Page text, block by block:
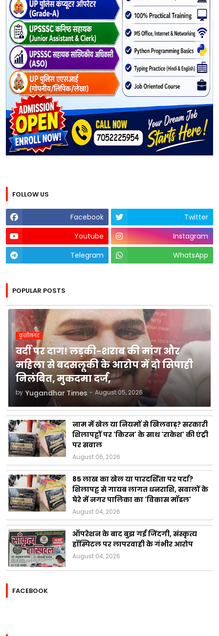
FOLLOW US
Facebook
Twitter
Youtube
Instagram
Telegram
WhatsApp
POPULAR POSTS
कुशीनगर
वर्दी पर दाग! लड़की-शराब की मांग और
महिला से बदसलूकी के आरोप में दो सिपाही
निलंबित, मुकदमा दर्ज,
by Yugandhar Times - August 05, 2026
नाम में खेल या नियमों से खिलवाड़? सरकारी
शिलापट्टों पर 'किरन' के साथ 'राकेश' की एंट्री
पर सवाल
August 06, 2026
85 लाख का खेल या पारदर्शिता पर पर्दा?
शिलापट्ट से गायब लागत धनराशि, सवालों के
घेरे में नगर पालिका का 'विकास मॉडल'
August 04, 2026
ऑपरेशन के बाद बुझ गई जिंदगी, संस्कृत्य
हॉस्पिटल पर लापरवाही के गंभीर आरोप
August 04, 2026
FACEBOOK